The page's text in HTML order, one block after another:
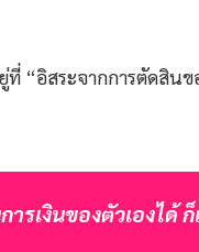
“อิสระจากการตัดสิน
ารเงินของตัวเองได้